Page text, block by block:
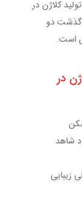
کلاژن در
گذشت دو
است.
در
شاهد
زیبایی